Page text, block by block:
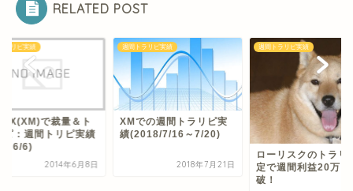
RELATED POST
ラリピ実績
の週間トラリピ実
7/16～7/20)
2018年7月21日
週間トラリピ実績
定で週間利益20万円突
週間トラリピ実績
海外FX(XM)で裁量
ラリピ：週間トリピ
(6/2～6/6)
2014年6